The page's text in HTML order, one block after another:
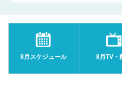
8月スケジュール 8月TV・